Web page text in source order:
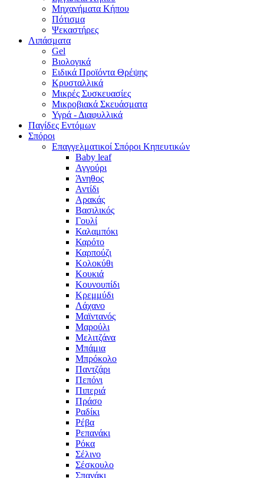
Μηχανήματα Κήπου
Πότισμα
Ψεκαστήρες
Λιπάσματα
Gel
Βιολογικά
Ειδικά Προϊόντα Θρέψης
Κρυσταλλικά
Μικρές Συσκευασίες
Μικροβιακά Σκευάσματα
Υγρά - Διαφυλλικά
Παγίδες Εντόμων
Σπόροι
Επαγγελματικοί Σπόροι Κηπευτικών
Baby leaf
Αγγούρι
Άνηθος
Αντίδι
Αρακάς
Βασιλικός
Γουλί
Καλαμπόκι
Καρότο
Καρπούζι
Κολοκύθι
Κουκιά
Κουνουπίδι
Κρεμμύδι
Λάχανο
Μαϊντανός
Μαρούλι
Μελιτζάνα
Μπάμια
Μπρόκολο
Παντζάρι
Πεπόνι
Πιπεριά
Πράσο
Ραδίκι
Ρέβα
Ρεπανάκι
Ρόκα
Σέλινο
Σέσκουλο
Σπανάκι